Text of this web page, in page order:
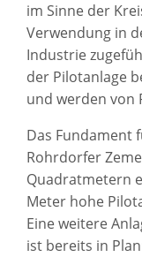
im Sinne der
Verwendung in
Industrie
der Pilotanlage
und werden von
Das Fundament
Rohrdorfer
Quadratmetern
Meter hohe
Eine weitere
ist bereits in